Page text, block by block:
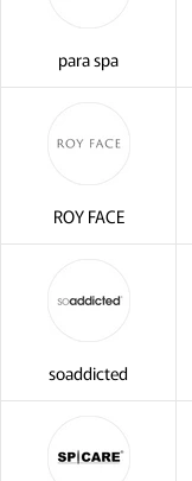
para spa
ROY FACE
soaddicted